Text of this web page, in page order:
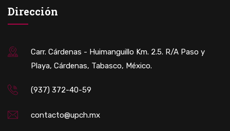
Dirección
Carr. Cárdenas - Huimanguillo Km. 2.5. R/A Paso y
Playa, Cárdenas, Tabasco, México.
(937) 372-40-59
contacto@upch.mx